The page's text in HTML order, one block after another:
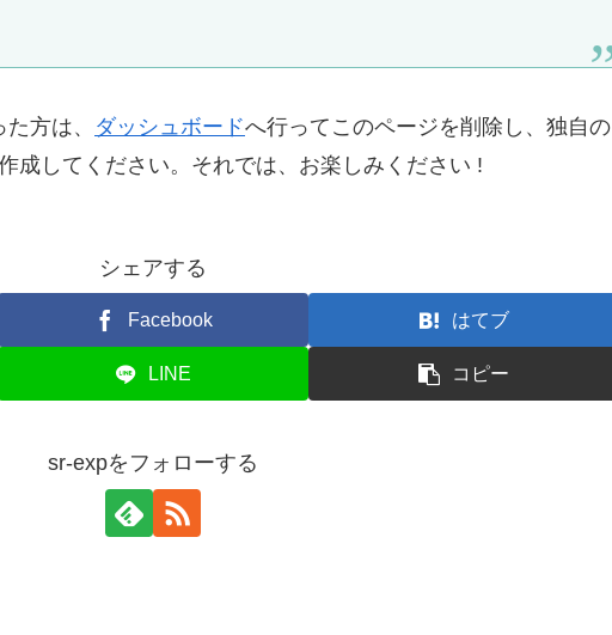
方は、 ダッシュボードへ行ってこのページを削除し、独自の
成してください。それでは、お楽しみください !
シェアする
Facebook はてブ
LINE コピー
sr-expをフォローする